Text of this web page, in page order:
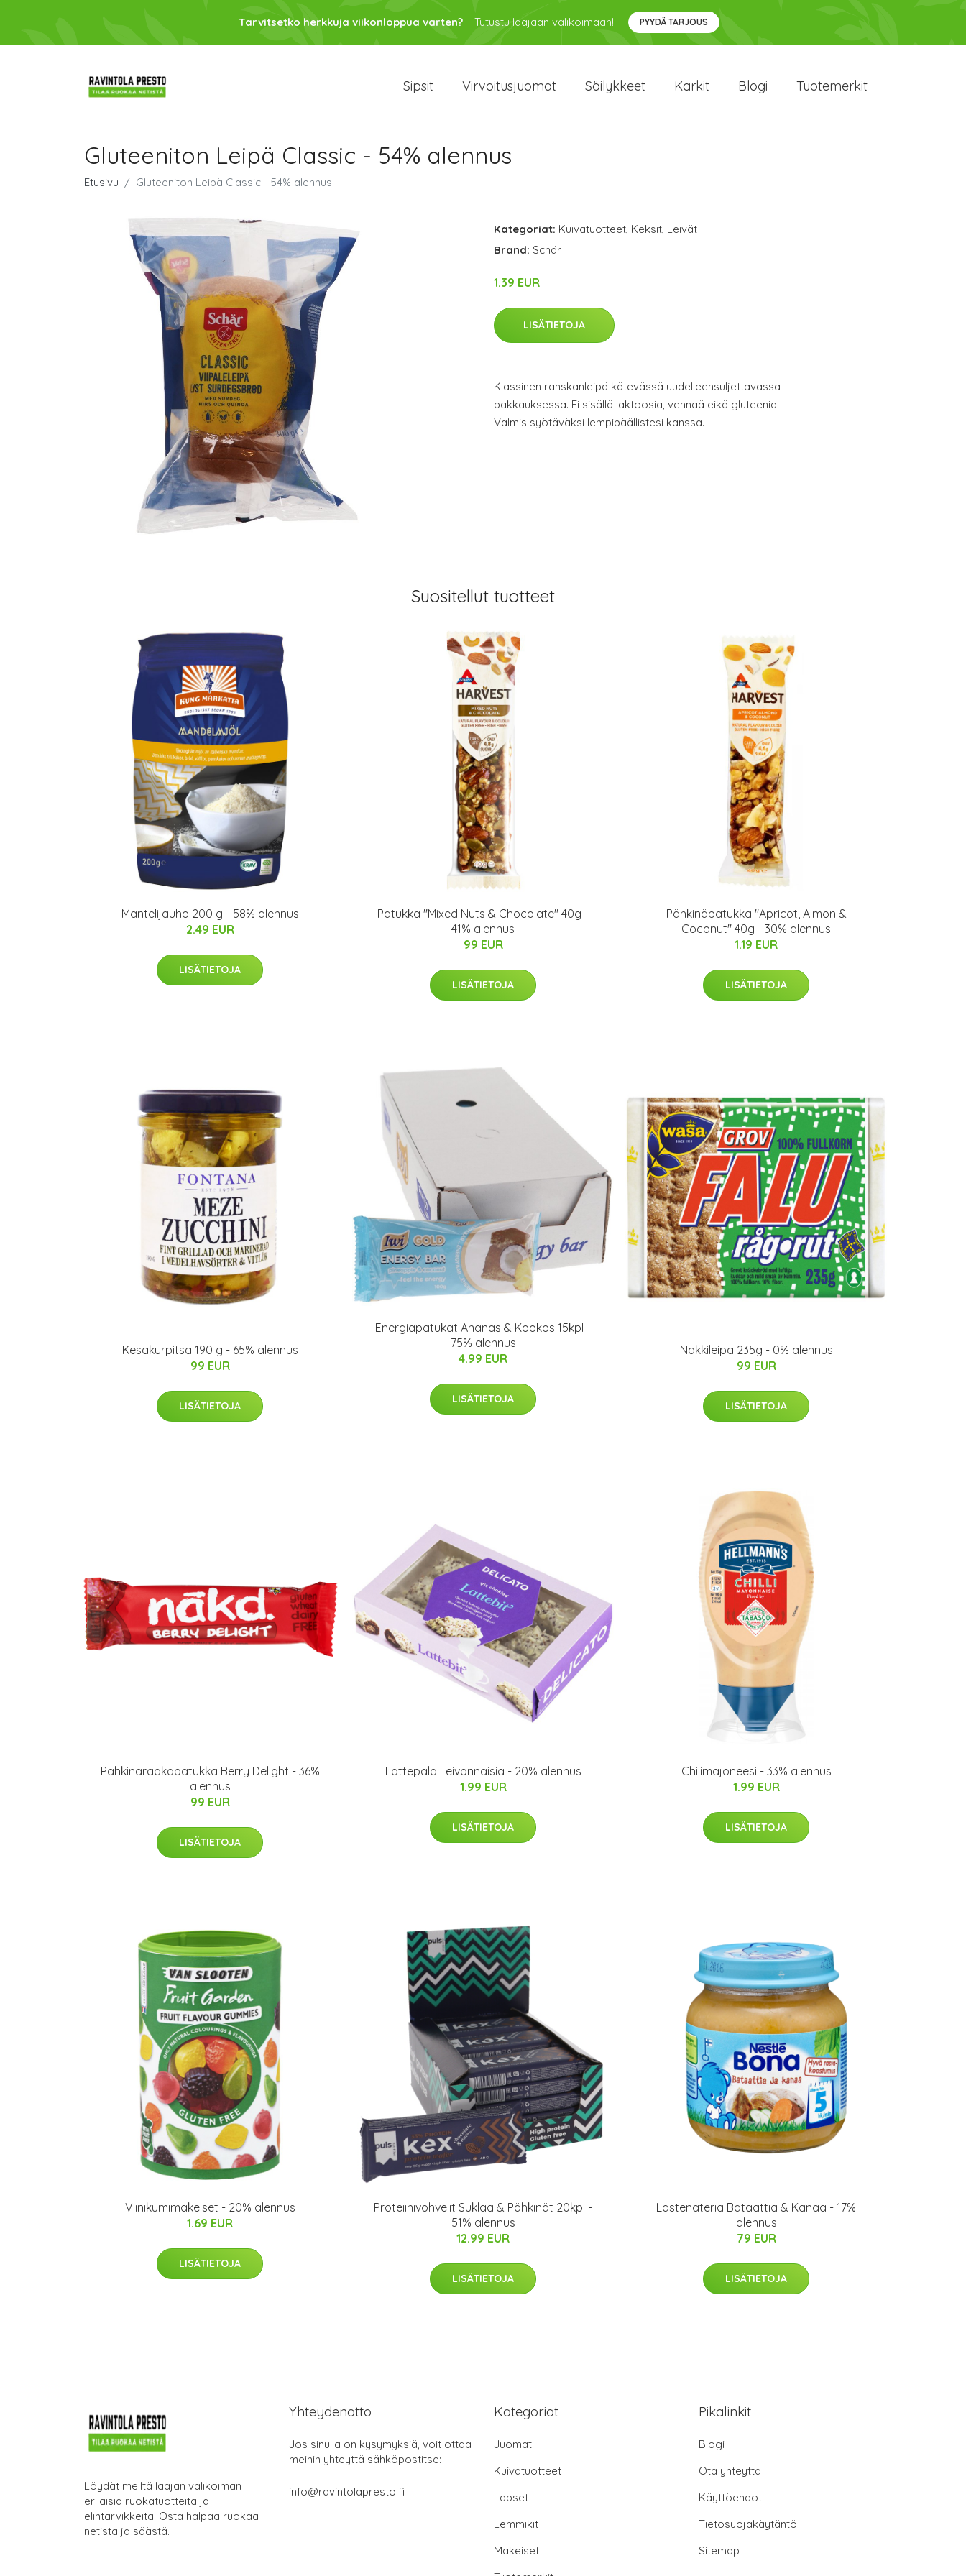
Tarvitsetko herkkuja viikonloppua varten? Tutustu laajaan valikoimaan! PYYDÄ TARJOUS
Sipsit Virvoitusjuomat Säilykkeet Karkit Blogi Tuotemerkit
Gluteeniton Leipä Classic - 54% alennus
Etusivu Gluteeniton Leipä Classic - 54% alennus
Kategoriat: Kuivatuotteet, Keksit, Leivät
Brand: Schär
1.39 EUR
LISÄTIETOJA
Klassinen ranskanleipä kätevässä uudelleensuljettavassa
pakkauksessa. Ei sisällä laktoosia, vehnää eikä gluteenia.
Valmis syötäväksi lempipäällistesi kanssa.
Suositellut tuotteet
Mantelijauho 200 g - 58% alennus
2.49 EUR
LISÄTIETOJA
Patukka "Mixed Nuts & Chocolate" 40g -
41% alennus
99 EUR
LISÄTIETOJA
Pähkinäpatukka "Apricot, Almon &
Coconut" 40g - 30% alennus
1.19 EUR
LISÄTIETOJA
Kesäkurpitsa 190 g - 65% alennus
99 EUR
LISÄTIETOJA
Energiapatukat Ananas & Kookos 15kpl -
75% alennus
4.99 EUR
LISÄTIETOJA
Näkkileipä 235g - 0% alennus
99 EUR
LISÄTIETOJA
Pähkinäraakapatukka Berry Delight - 36%
alennus
99 EUR
LISÄTIETOJA
Lattepala Leivonnaisia - 20% alennus
1.99 EUR
LISÄTIETOJA
Chilimajoneesi - 33% alennus
1.99 EUR
LISÄTIETOJA
Viinikumimakeiset - 20% alennus
1.69 EUR
LISÄTIETOJA
Proteiinivohvelit Suklaa & Pähkinät 20kpl -
51% alennus
12.99 EUR
LISÄTIETOJA
Lastenateria Bataattia & Kanaa - 17%
alennus
79 EUR
LISÄTIETOJA
Löydät meiltä laajan valikoiman
erilaisia ruokatuotteita ja
elintarvikkeita. Osta halpaa ruokaa
netistä ja säästä.
Yhteydenotto
Jos sinulla on kysymyksiä, voit ottaa
meihin yhteyttä sähköpostitse:
info@ravintolapresto.fi
Kategoriat
Juomat
Kuivatuotteet
Lapset
Lemmikit
Makeiset
Pikalinkit
Blogi
Ota yhteyttä
Käyttöehdot
Tietosuojakäytäntö
Sitemap